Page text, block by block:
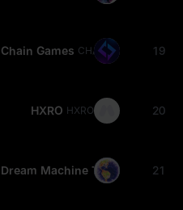
19
Chain Games CHAIN
20
HXRO HXRO
21
Dream Machine Token